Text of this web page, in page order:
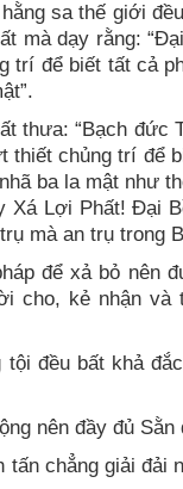
sa thế giới
mà dạy rằng:
trí để biết tất cả
thưa: “Bạch đức
thiết chủng trí để
ba la mật như
Xá Lợi Phất! Đại
mà an trụ trong
để xả bỏ nên
cho, kẻ nhận và
đều bất khả
nên đầy đủ Sằn
tấn chẳng giải đải